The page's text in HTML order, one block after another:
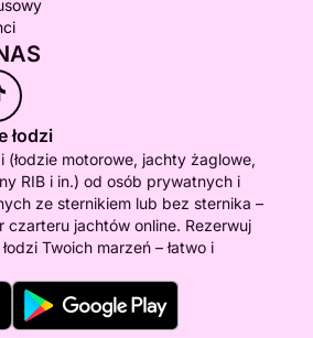
łodzi
(łodzie motorowe, jachty żaglowe,
RIB i in.) od osób prywatnych i
ze sternikiem lub bez sternika –
czarteru jachtów online. Rezerwuj
Twoich marzeń – łatwo i